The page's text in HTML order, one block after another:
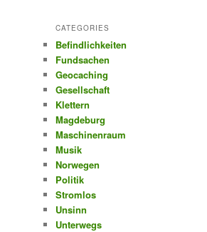
CATEGORIES
Befindlichkeiten
Fundsachen
Geocaching
Gesellschaft
Klettern
Magdeburg
Maschinenraum
Musik
Norwegen
Politik
Stromlos
Unsinn
Unterwegs